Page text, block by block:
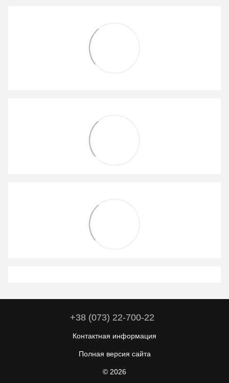
+38 (073) 22-700-22
Контактная информация
Полная версия сайта
© 2026